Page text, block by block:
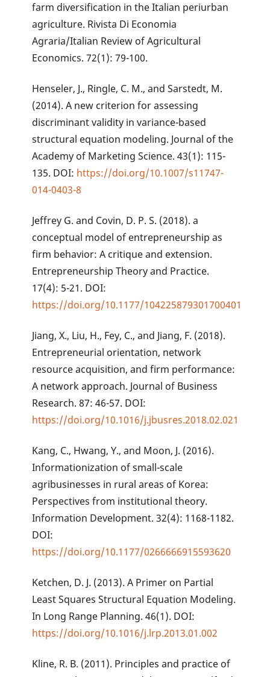
farm diversification in the Italian periurban
agriculture. Rivista Di Economia
Agraria/Italian Review of Agricultural
Economics. 72(1): 79-100.
Henseler, J., Ringle, C. M., and Sarstedt, M.
(2014). A new criterion for assessing
discriminant validity in variance-based
structural equation modeling. Journal of the
Academy of Marketing Science. 43(1): 115-
135. DOI: https://doi.org/10.1007/s11747-
014-0403-8
Jeffrey G. and Covin, D. P. S. (2018). a
conceptual model of entrepreneurship as
firm behavior: A critique and extension.
Entrepreneurship Theory and Practice.
17(4): 5-21. DOI:
https://doi.org/10.1177/104225879301700401
Jiang, X., Liu, H., Fey, C., and Jiang, F. (2018).
Entrepreneurial orientation, network
resource acquisition, and firm performance:
A network approach. Journal of Business
Research. 87: 46-57. DOI:
https://doi.org/10.1016/j.jbusres.2018.02.021
Kang, C., Hwang, Y., and Moon, J. (2016).
Informationization of small-scale
agribusinesses in rural areas of Korea:
Perspectives from institutional theory.
Information Development. 32(4): 1168-1182.
DOI:
https://doi.org/10.1177/0266666915593620
Ketchen, D. J. (2013). A Primer on Partial
Least Squares Structural Equation Modeling.
In Long Range Planning. 46(1). DOI:
https://doi.org/10.1016/j.lrp.2013.01.002
Kline, R. B. (2011). Principles and practice of